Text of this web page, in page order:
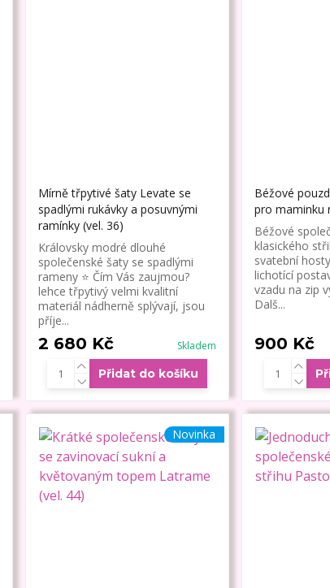
Mírně třpytivé šaty Levate se
spadlými rukávky a posuvnými
ramínky (vel. 36)
Královsky modré dlouhé
společenské šaty se spadlými
rameny ⭐ Čím Vás zaujmou?
lehce třpytivý velmi kvalitní
materiál nádherně splývají, jsou
příje...
2 680 Kč Skladem
Přidat do košíku
Béžové
pro maminku
Béžové
klasického
svatební
lichotící
vzadu na zip
Dalš...
900 Kč
Novinka